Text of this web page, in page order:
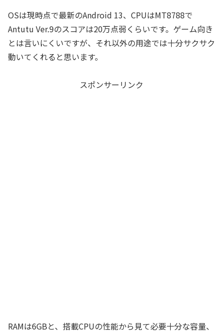
OSは現時点で最新のAndroid 13、CPUはMT8788で
Antutu Ver.9のスコアは20万点弱くらいです。ゲーム向き
とは言いにくいですが、それ以外の用途では十分サクサク
動いてくれると思います。
スポンサーリンク
RAMは6GBと、搭載CPUの性能から見て必要十分な容量、